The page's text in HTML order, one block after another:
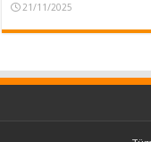
21/11/2025